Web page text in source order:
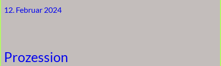
12. Februar 2024
Prozession